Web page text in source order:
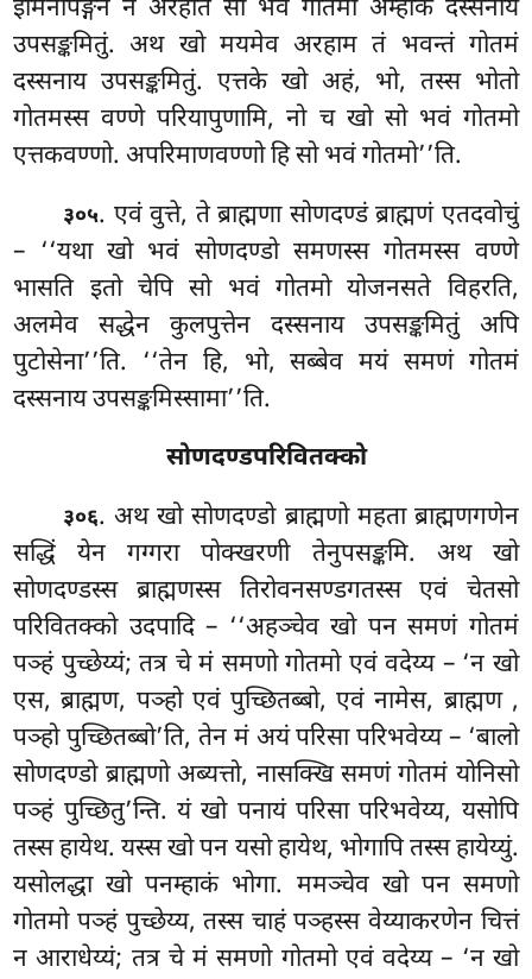
इमिनापङ्गेन न अरहति सो भवं गोतमो अम्हाकं दस्सनाय
उपसङ्कमितुं. अथ खो मयमेव अरहाम तं भवन्तं गोतमं
दस्सनाय उपसङ्कमितुं. एत्तके खो अहं, भो, तस्स भोतो
गोतमस्स वण्णे परियापुणामि, नो च खो सो भवं गोतमो
एत्तकवण्णो. अपरिमाणवण्णो हि सो भवं गोतमो’’ति.
३०५. एवंवुत्ते, ते ब्राह्मणा सोणदण्डं ब्राह्मणं एतदवोचुं
– ‘‘यथा खो भवं सोणदण्डो समणस्स गोतमस्स वण्णे
भासति इतो चेपि सो भवं गोतमो योजनसते विहरति,
अलमेव सद्धेन कुलपुत्तेन दस्सनाय उपसङ्कमितुं अपि
पुटोसेना’’ति. ‘‘तेन हि, भो, सब्बेव मयं समणं गोतमं
दस्सनाय उपसङ्कमिस्सामा’’ति.
सोणदण्डपरिवितक्को
३०६. अथखो सोणदण्डो ब्राह्मणो महता ब्राह्मणगणेन
सद्धिं येन गग्गरा पोक्खरणी तेनुपसङ्कमि. अथ खो
सोणदण्डस्स ब्राह्मणस्स तिरोवनसण्डगतस्स एवं चेतसो
परिवितक्को उदपादि – ‘‘अहञ्चेव खो पन समणं गोतमं
पञ्हं पुच्छेय्यं; तत्र चे मं समणो गोतमो एवं वदेय्य – ‘न खो
एस, ब्राह्मण, पञ्हो एवं पुच्छितब्बो, एवं नामेस, ब्राह्मण ,
पञ्हो पुच्छितब्बो’ति, तेन मं अयं परिसा परिभवेय्य– ‘बालो
सोणदण्डो ब्राह्मणो अब्यत्तो, नासक्खि समणं गोतमं योनिसो
पञ्हं पुच्छितु’न्ति. यं खो पनायं परिसा परिभवेय्य, यसोपि
तस्स हायेथ. यस्स खो पन यसो हायेथ, भोगापि तस्स हायेय्युं.
यसोलद्धा खो पनम्हाकं भोगा. ममञ्चेव खो पन समणो
गोतमो पञ्हं पुच्छेय्य, तस्स चाहं पञ्हस्स वेय्याकरणेन चित्तं
न आराधेय्यं; तत्र चे मं समणो गोतमो एवं वदेय्य – ‘न खो